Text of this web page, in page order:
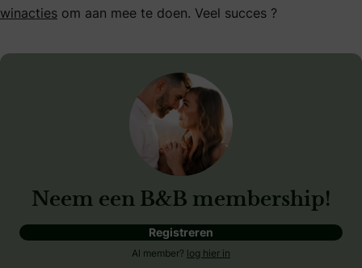
winacties om aan mee te doen. Veel succes ?
Neem een B&B membership!
Registreren
Al member? log hier in